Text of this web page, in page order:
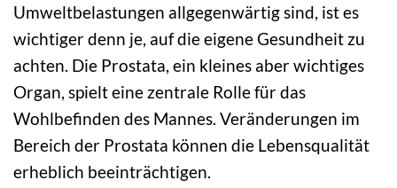
Umweltbelastungen allgegenwärtig sind, ist es
wichtiger denn je, auf die eigene Gesundheit zu
achten. Die Prostata, ein kleines aber wichtiges
Organ, spielt eine zentrale Rolle für das
Wohlbefinden des Mannes. Veränderungen im
Bereich der Prostata können die Lebensqualität
erheblich beeinträchtigen.